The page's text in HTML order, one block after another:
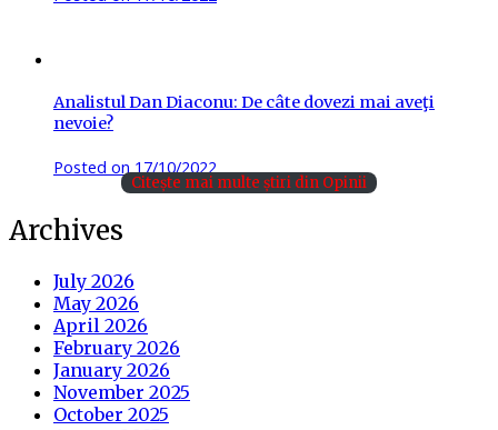
Analistul Dan Diaconu: De câte dovezi mai aveţi
nevoie?
Posted on 17/10/2022
Citește mai multe știri din Opinii
Archives
July 2026
May 2026
April 2026
February 2026
January 2026
November 2025
October 2025